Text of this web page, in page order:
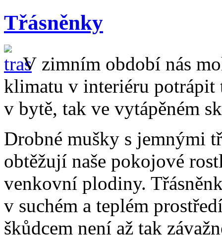
Třásněnky
V zimním období nás
klimatu v interiéru potrápit
v bytě, tak ve vytápěném
Drobné mušky s jemnými
obtěžují naše pokojové
venkovní plodiny.
v suchém a teplém
škůdcem není až tak